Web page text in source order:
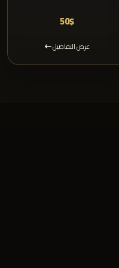
50$
عرض التفاصيل